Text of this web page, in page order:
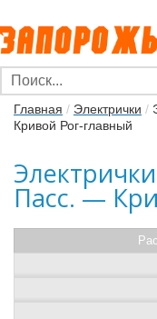
Главная / Электрички /
Кривой Рог-главный
Пасс. —